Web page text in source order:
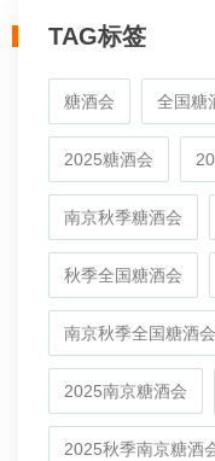
TAG标签
糖酒会 全国糖
2025糖酒会
南京秋季糖酒会
秋季全国糖酒会
南京秋季全国糖酒会
2025南京糖酒会
2025秋季南京糖酒